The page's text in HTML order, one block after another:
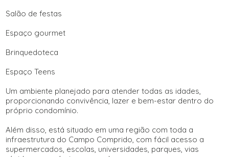
Salão de festas
Espaço gourmet
Brinquedoteca
Espaço Teens
Um ambiente planejado para atender todas as idades,
proporcionando convivência, lazer e bem-estar dentro do
próprio condomínio.
Além disso, está situado em uma região com toda a
infraestrutura do Campo Comprido, com fácil acesso a
supermercados, escolas, universidades, parques, vias